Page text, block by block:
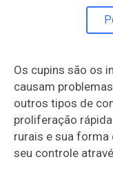
Os cupins são os
causam
outros tipos de
proliferação
rurais e sua forma
seu controle